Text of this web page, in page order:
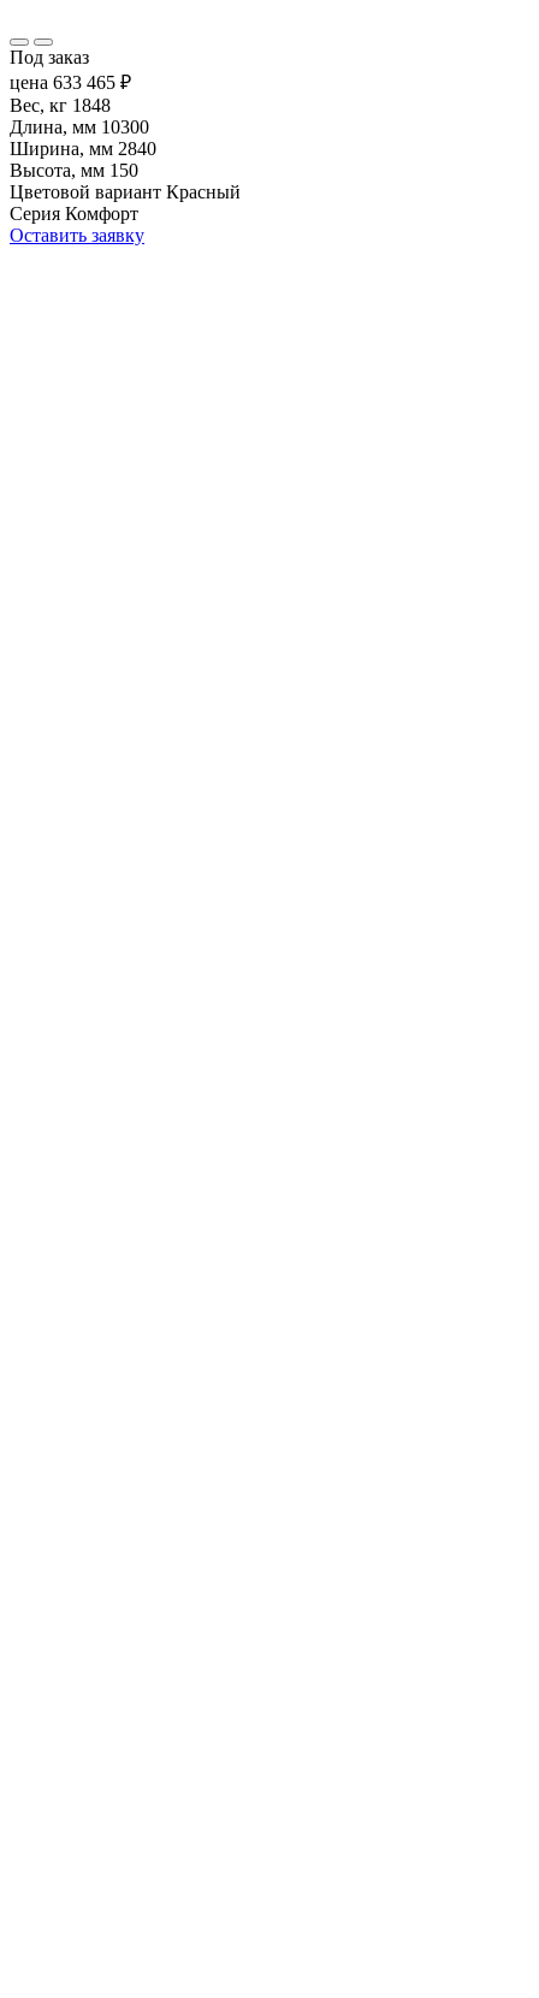
Под заказ
цена 633 465 ₽
Вес, кг 1848
Длина, мм 10300
Ширина, мм 2840
Высота, мм 150
Цветовой вариант Красный
Серия Комфорт
Оставить заявку